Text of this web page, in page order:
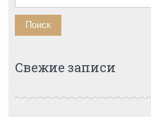
Свежие записи